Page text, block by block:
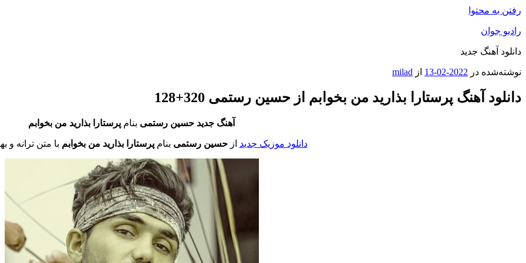
رفتن به محتوا
رادیو جوان
دانلود آهنگ جدید
نوشته‌شده در 2022-02-13 از milad
دانلود آهنگ پرستارا بذارید من بخوابم از حسین رستمی 320+128
آهنگ جدید حسین رستمی بنام پرستارا بذارید من بخوابم
دانلود موزیک جدید ازحسین رستمی بنامپرستارا بذارید من بخوابم با متن ترانه و